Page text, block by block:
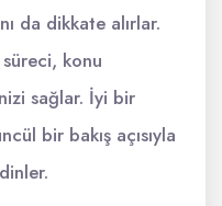
da dikkate alırlar.
süreci, konu
sağlar. İyi bir
bir bakış açısıyla